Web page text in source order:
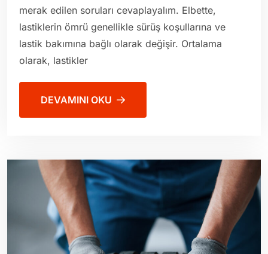
merak edilen soruları cevaplayalım. Elbette,
lastiklerin ömrü genellikle sürüş koşullarına ve
lastik bakımına bağlı olarak değişir. Ortalama
olarak, lastikler
DEVAMINI OKU